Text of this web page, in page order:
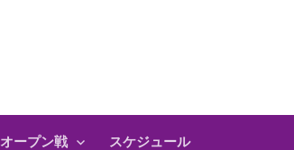
オープン戦 スケジュール